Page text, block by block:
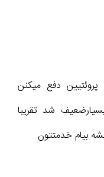
دفع میکنن
بسیارضعیف شد تقریبا
بیام خدمتتون